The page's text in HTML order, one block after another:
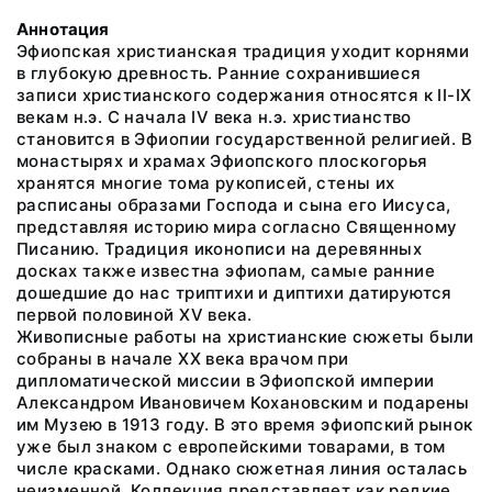
Аннотация
Эфиопская христианская традиция уходит корнями
в глубокую древность. Ранние сохранившиеся
записи христианского содержания относятся к II-IX
векам н.э. С начала IV века н.э. христианство
становится в Эфиопии государственной религией. В
монастырях и храмах Эфиопского плоскогорья
хранятся многие тома рукописей, стены их
расписаны образами Господа и сына его Иисуса,
представляя историю мира согласно Священному
Писанию. Традиция иконописи на деревянных
досках также известна эфиопам, самые ранние
дошедшие до нас триптихи и диптихи датируются
первой половиной XV века.
Живописные работы на христианские сюжеты были
собраны в начале ХХ века врачом при
дипломатической миссии в Эфиопской империи
Александром Ивановичем Кохановским и подарены
им Музею в 1913 году. В это время эфиопский рынок
уже был знаком с европейскими товарами, в том
числе красками. Однако сюжетная линия осталась